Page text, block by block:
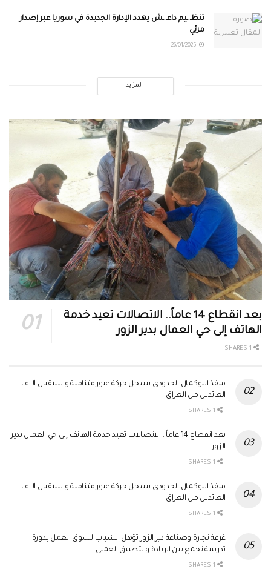
تنظـ ـيم داعـ ـش يهدد الإدارة الجديدة في سوريا عبر إصدار
مرئي
المزيد
بعد انقطاع 14 عاماً.. الاتصالات تعيد خدمة
الهاتف إلى حي العمال بدير الزور
منفذ البوكمال الحدودي يسجل حركة عبور متنامية واستقبال آلاف
العائدين من العراق
بعد انقطاع 14 عاماً.. الاتصالات تعيد خدمة الهاتف إلى حي العمال بدير
الزور
منفذ البوكمال الحدودي يسجل حركة عبور متنامية واستقبال آلاف
العائدين من العراق
غرفة تجارة وصناعة دير الزور تؤهل الشباب لسوق العمل بدورة
تدريبية تجمع بين الريادة والتطبيق العملي